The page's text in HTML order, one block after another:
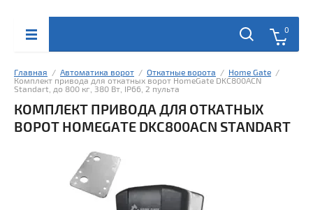
0
Главная
  /
Автоматика ворот
  /
Откатные ворота
  /
Home Gate
  /
Комплект привода для откатных ворот HomeGate DKC800ACN
Standart, до 800 кг, 380 Вт, IP66, 2 пульта
КОМПЛЕКТ ПРИВОДА ДЛЯ ОТКАТНЫХ
ВОРОТ HOMEGATE DKC800ACN STANDART